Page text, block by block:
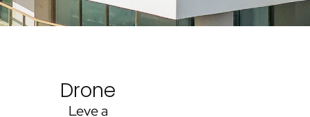
Drone
Leve a